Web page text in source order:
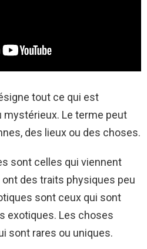
tout ce qui est
mystérieux. Le terme peut
des lieux ou des choses.
sont celles qui viennent
ont des traits physiques peu
sont ceux qui sont
exotiques. Les choses
sont rares ou uniques.